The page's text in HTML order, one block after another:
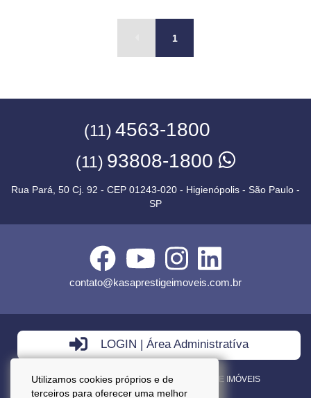
Utilizamos cookies próprios e de
terceiros para oferecer uma melhor
1
(11) 4563-1800
(11) 93808-1800
Rua Pará, 50 Cj. 92 - CEP 01243-020 - Higienópolis - São Paulo -
SP
contato@kasaprestigeimoveis.com.br
LOGIN | Área Administratíva
VENDA - LOCAÇÃO - ADMINISTRAÇÃO DE IMÓVEIS